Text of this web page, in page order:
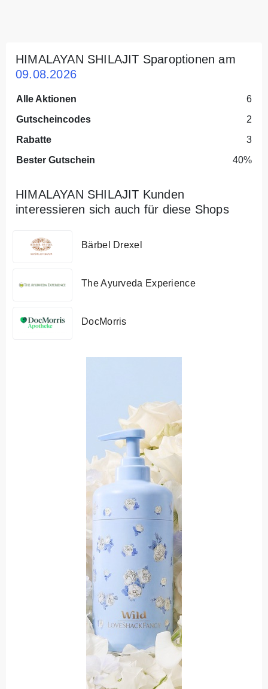
HIMALAYAN SHILAJIT Sparoptionen am
09.08.2026
Alle Aktionen
6
Gutscheincodes
2
Rabatte
3
Bester Gutschein
40%
HIMALAYAN SHILAJIT Kunden
interessieren sich auch für diese Shops
Bärbel Drexel
The Ayurveda Experience
DocMorris